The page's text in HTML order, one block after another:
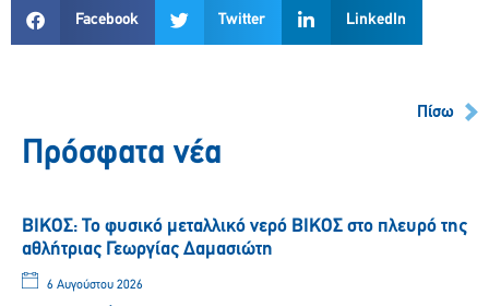
Facebook Twitter LinkedIn
Πίσω
Πρόσφατα νέα
ΒΙΚΟΣ: Το φυσικό μεταλλικό νερό ΒΙΚΟΣ στο πλευρό της
αθλήτριας Γεωργίας Δαμασιώτη
6 Αυγούστου 2026